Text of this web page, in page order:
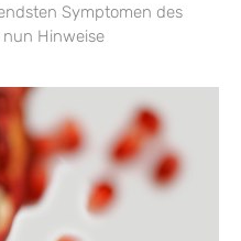
Symptomen des
Hinweise